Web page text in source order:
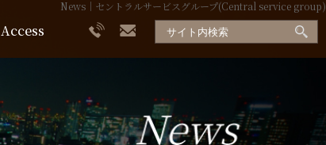
News｜セントラルサービスグループ(Central service group)
Access